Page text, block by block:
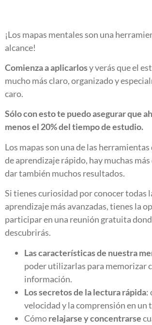
¡Los mapas mentales son una
alcance!
Comienza a aplicarlosy verás que el
mucho más claro, organizado y
caro.
Sólo con esto te puedo asegurar que
menos el 20% del tiempo de estudio.
Los mapas son una de las herramientas
de aprendizaje rápido, hay muchas
dar también muchos resultados.
Si tienes curiosidad por conocer todas
aprendizaje más avanzadas, tienes la
participar en una reunión gratuita
descubrirás.
Las características de nuestra
poder utilizarlas para memorizar
información.
Los secretos de la lectura rápida:
velocidad y la comprensión en un
Cómorelajarse y concentrarse